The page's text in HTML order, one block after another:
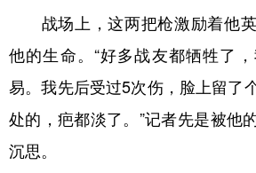
战场上，这两把枪激励着他英
他的生命。“好多战友都牺牲了
易。我先后受过5次伤，脸上留了
处的，疤都淡了。”记者先是被他
沉思。